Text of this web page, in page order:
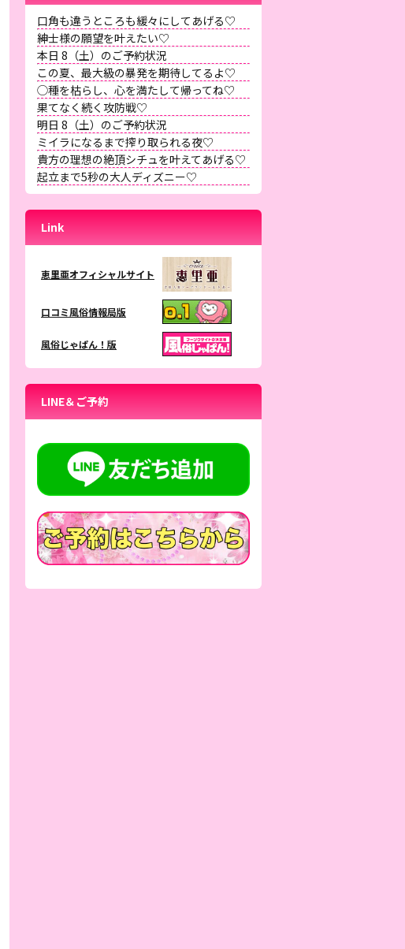
口角も違うところも緩々にしてあげる♡
紳士様の願望を叶えたい♡
本日 8（土）のご予約状況
この夏、最大級の暴発を期待してるよ♡
◯種を枯らし、心を満たして帰ってね♡
果てなく続く攻防戦♡
明日 8（土）のご予約状況
ミイラになるまで搾り取られる夜♡
貴方の理想の絶頂シチュを叶えてあげる♡
起立まで5秒の大人ディズニー♡
Link
恵里亜オフィシャルサイト
口コミ風俗情報局版
風俗じゃぱん！版
LINE＆ご予約